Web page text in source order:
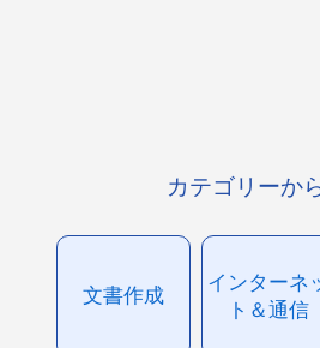
カテゴリーか
文書作成
インターネ
ト＆通信